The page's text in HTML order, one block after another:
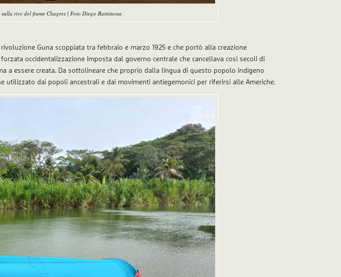
rive del fiume Chagres | Foto Diego Battistessa
Guna scoppiata tra febbraio e marzo 1925 e che portò alla creazione
occidentalizzazione imposta dal governo centrale che cancellava così secoli di
a essere creata. Da sottolineare che proprio dalla lingua di questo popolo indigeno
utilizzato dai popoli ancestrali e dai movimenti antiegemonici per riferirsi alle Americhe.